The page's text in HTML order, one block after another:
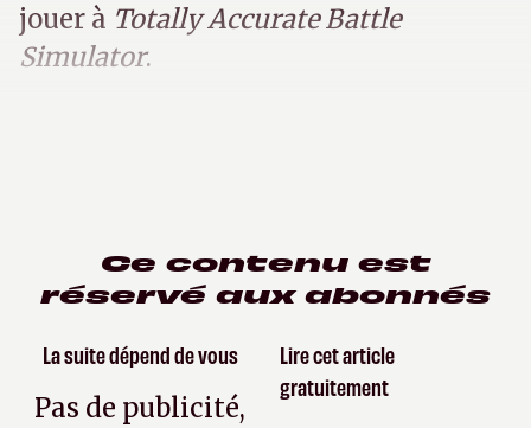
jouer à Totally Accurate Battle
Simulator.
Ce contenu est
réservé aux abonnés
La suite dépend de vous
Pas de publicité,
Lire cet article
gratuitement